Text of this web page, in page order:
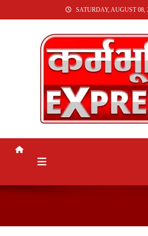
TO
SATURDAY, AUGUST 08,
KARMABHUMI